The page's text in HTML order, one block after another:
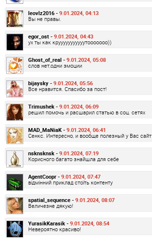
leovlz2016 - 9.01.2024, 04:13
Вы не правы.
egor_ost - 9.01.2024, 04:43
ух ты как крууууууууууутооооооо))
Ghost_of_real - 9.01.2024, 05:08
слов нет,одни эмоции
bijaysky - 9.01.2024, 05:56
Все нравится. Спасибо за пост!
Trimushek - 9.01.2024, 06:09
решил помочь и расшарил статью в соц. сетях
MAD_MaNiaK - 9.01.2024, 06:41
Сенкс. Интересно, и вообще полезный у Вас сайт
nsknsknsk - 9.01.2024, 07:19
Корисного багато знайшла для себе
AgentCoopr - 9.01.2024, 07:47
відмінний приклад стоїть контенту
spatial_sequence - 9.01.2024, 08:07
Величезне дякую!
YurasikKarasik - 9.01.2024, 08:54
Невероятно красиво!